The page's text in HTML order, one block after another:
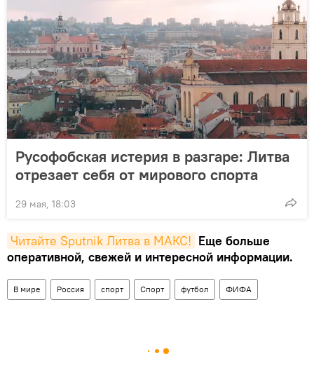
Русофобская истерия в разгаре: Литва
отрезает себя от мирового спорта
29 мая, 18:03
Читайте Sputnik Литва в MAКС! Еще больше
оперативной, свежей и интересной информации.
В мире Россия спорт Спорт футбол ФИФА